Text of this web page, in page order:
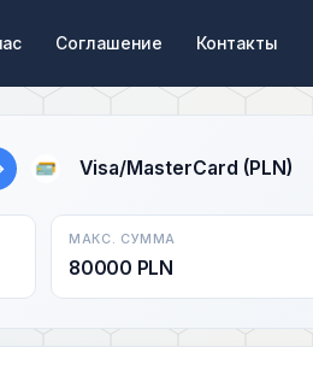
Соглашение Контакты
Visa/MasterCard (PLN)
МАКС. СУММА
80000 PLN